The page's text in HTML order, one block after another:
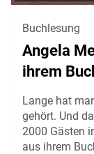
Buchlesung
Angela
ihrem
Lange hat
gehört. Und
2000 Gästen
aus ihrem